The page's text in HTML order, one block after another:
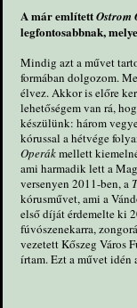
A már említettOstrom
legfontosabbnak,
Mindig azt a művet
formában dolgozom.
élvez. Akkor is előre
lehetőségem van rá,
készülünk: három
kórussal a hétvége
Operákmellett
ami harmadik lett a
versenyen 2011-ben, a
kórusművet, ami a
első díját érdemelte ki
fúvószenekarra,
vezetett Kőszeg Város
írtam. Ezt a művet idén